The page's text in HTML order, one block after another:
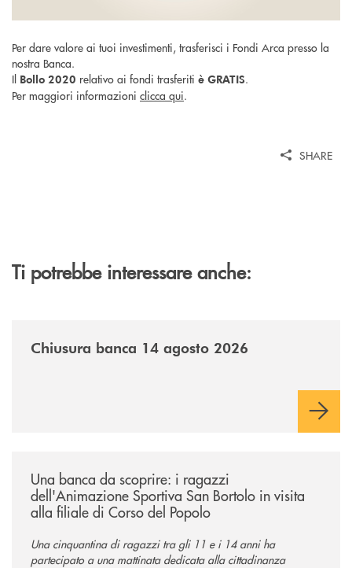
Per dare valore ai tuoi investimenti, trasferisci i Fondi Arca presso la
nostra Banca.
Il Bollo 2020 relativo ai fondi trasferiti è GRATIS.
Per maggiori informazioni clicca qui.
SHARE
Ti potrebbe interessare anche:
Chiusura banca 14 agosto 2026
Una banca da scoprire: i ragazzi
dell'Animazione Sportiva San Bortolo in visita
alla filiale di Corso del Popolo
Una cinquantina di ragazzi tra gli 11 e i 14 anni ha
partecipato a una mattinata dedicata alla cittadinanza